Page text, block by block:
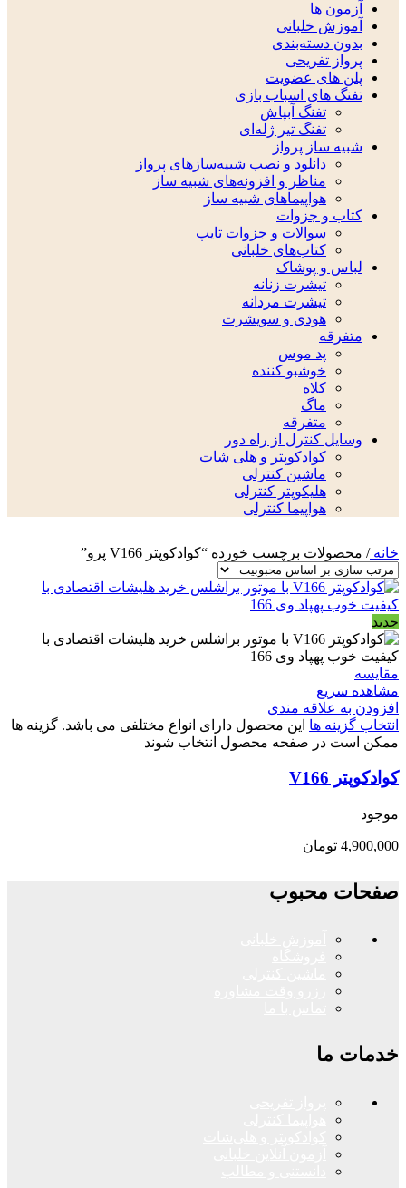
آزمون ها
آموزش خلبانی
بدون دسته‌بندی
پرواز تفریحی
پلن های عضویت
تفنگ های اسباب بازی
تفنگ آبپاش
تفنگ تیر ژله‌ای
شبیه ساز پرواز
دانلود و نصب شبیه‌سازهای پرواز
مناظر و افزونه‌های شبیه ساز
هواپیماهای شبیه ساز
کتاب و جزوات
سوالات و جزوات تایپ
کتاب‌های خلبانی
لباس و پوشاک
تیشرت زنانه
تیشرت مردانه
هودی و سویشرت
متفرقه
پد موس
خوشبو کننده
کلاه
ماگ
متفرقه
وسایل کنترل از راه دور
کوادکوپتر و هلی شات
ماشین کنترلی
هلیکوپتر کنترلی
هواپیما کنترلی
خانه/ محصولات برچسب خورده “کوادکوپتر V166 پرو”
جدید
مقایسه
مشاهده سریع
افزودن به علاقه مندی
انتخاب گزینه ها این محصول دارای انواع مختلفی می باشد. گزینه ها
ممکن است در صفحه محصول انتخاب شوند
کوادکوپتر V166
موجود
4,900,000 تومان
صفحات محبوب
خدمات ما